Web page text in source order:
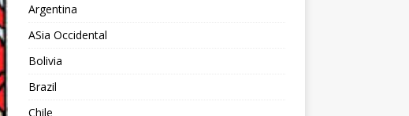
Argentina
ASia Occidental
Bolivia
Brazil
Chile